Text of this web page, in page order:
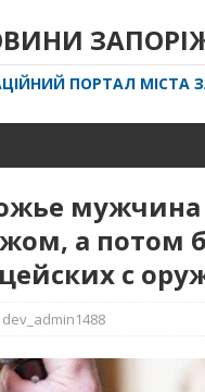
ПОРТАЛ МІСТА
мужчина
а потом
с
dev_admin1488